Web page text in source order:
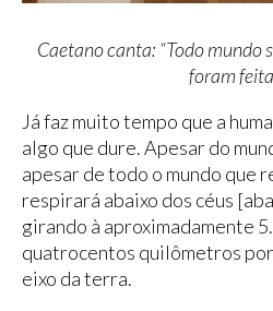
Caetano canta: “Todo mundo
foram
Já faz muito tempo que a
algo que dure. Apesar do
apesar de todo o mundo que
respirará abaixo dos céus
girando à aproximadamente
quatrocentos quilômetros
eixo da terra.